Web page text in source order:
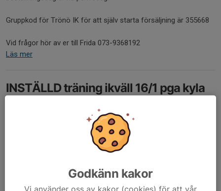
Gruppkod för Trönö IK för att själv starta försäljning är 355668
Vid frågor hör av er till Frida 073-9368192
Läs mer
INSTÄLLD träning ikväll 16/1 pga kyla
Träningen ikväll är inställd pga kyla.
0 kommentarer
Godkänn kakor
Vi använder oss av kakor (cookies) för att vår